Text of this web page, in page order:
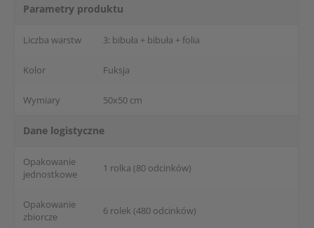
Parametry produktu
Liczba warstw 3: bibuła + bibuła + folia
Kolor Fuksja
Wymiary 50x50 cm
Dane logistyczne
Opakowanie
jednostkowe
1 rolka (80 odcinków)
Opakowanie
zbiorcze
6 rolek (480 odcinków)